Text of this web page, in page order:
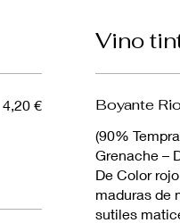
4,20 €
Vino
Boyante
(90%
Grenache –
De Color
maduras de
sutiles